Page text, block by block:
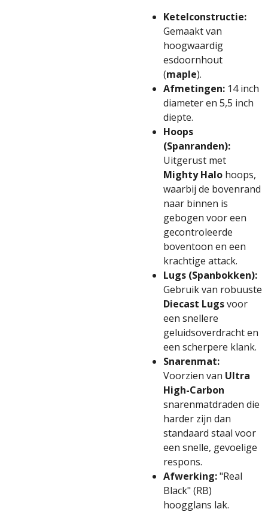
Ketelconstructie:
Gemaakt van
hoogwaardig
esdoornhout
(maple).
Afmetingen: 14 inch
diameter en 5,5 inch
diepte.
Hoops
(Spanranden):
Uitgerust met
Mighty Halo hoops,
waarbij de bovenrand
naar binnen is
gebogen voor een
gecontroleerde
boventoon en een
krachtige attack.
Lugs (Spanbokken):
Gebruik van robuuste
Diecast Lugsvoor
een snellere
geluidsoverdracht en
een scherpere klank.
Snarenmat:
Voorzien van Ultra
High-Carbon
snarenmatdraden die
harder zijn dan
standaard staal voor
een snelle, gevoelige
respons.
Afwerking:"Real
Black" (RB)
hoogglans lak.